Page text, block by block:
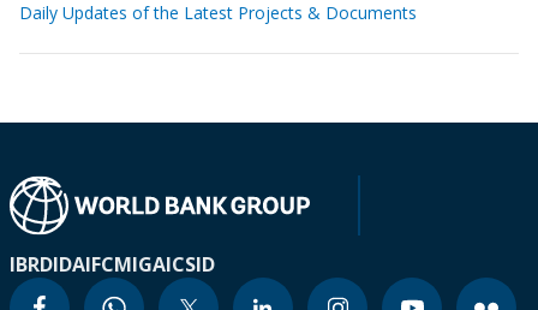
Daily Updates of the Latest Projects & Documents
IBRDIDAIFCMIGAICSID